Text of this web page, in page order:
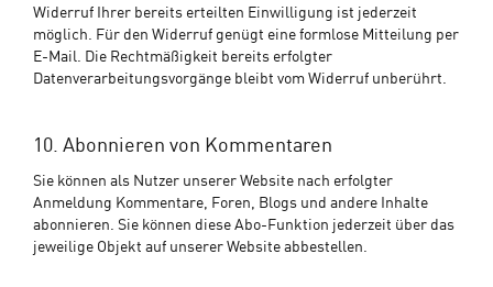
Widerruf Ihrer bereits erteilten Einwilligung ist jederzeit
möglich. Für den Widerruf genügt eine formlose Mitteilung per
E-Mail. Die Rechtmäßigkeit bereits erfolgter
Datenverarbeitungsvorgänge bleibt vom Widerruf unberührt.
10. Abonnieren von Kommentaren
Sie können als Nutzer unserer Website nach erfolgter
Anmeldung Kommentare, Foren, Blogs und andere Inhalte
abonnieren. Sie können diese Abo-Funktion jederzeit über das
jeweilige Objekt auf unserer Website abbestellen.